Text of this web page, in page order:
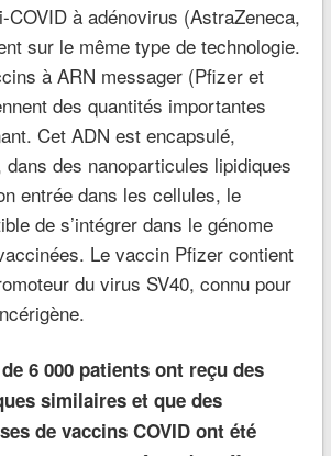
COVID à adénovirus (AstraZeneca,
sur le même type de technologie.
à ARN messager (Pfizer et
des quantités importantes
Cet ADN est encapsulé,
dans des nanoparticules lipidiques
entrée dans les cellules, le
de s’intégrer dans le génome
Le vaccin Pfizer contient
du virus SV40, connu pour
6 000 patients ont reçu des
similaires et que des
de vaccins COVID ont été